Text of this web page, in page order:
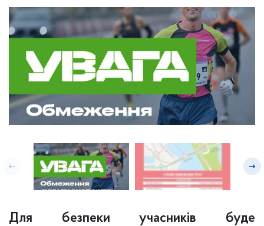
Для безпеки учасників буде